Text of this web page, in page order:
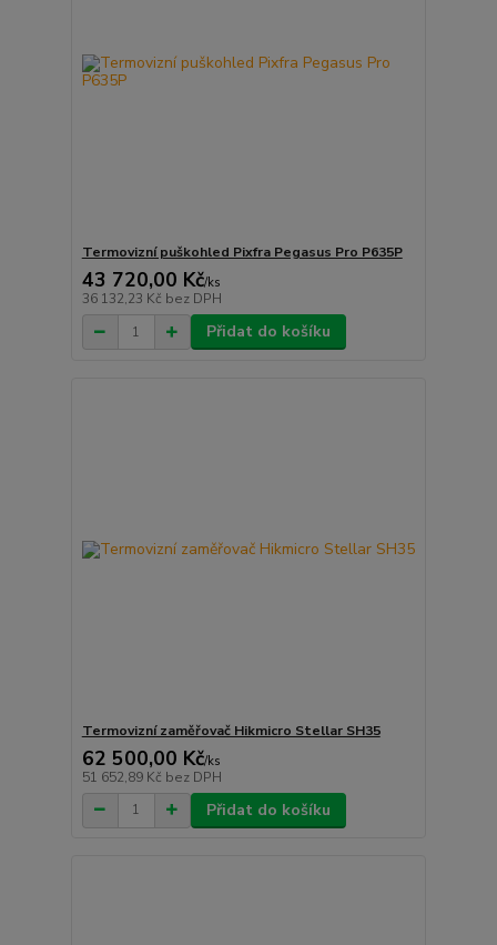
Termovizní puškohled Pixfra Pegasus Pro P635P
43 720,00 Kč/ks
36 132,23 Kč bez DPH
Přidat do košíku
Termovizní zaměřovač Hikmicro Stellar SH35
62 500,00 Kč/ks
51 652,89 Kč bez DPH
Přidat do košíku